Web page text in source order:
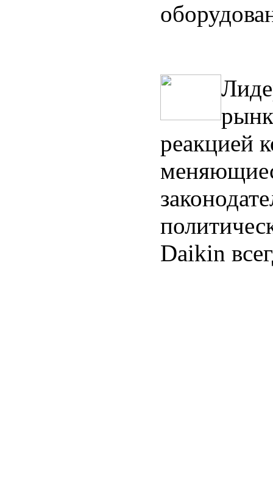
реакцией
Daikin